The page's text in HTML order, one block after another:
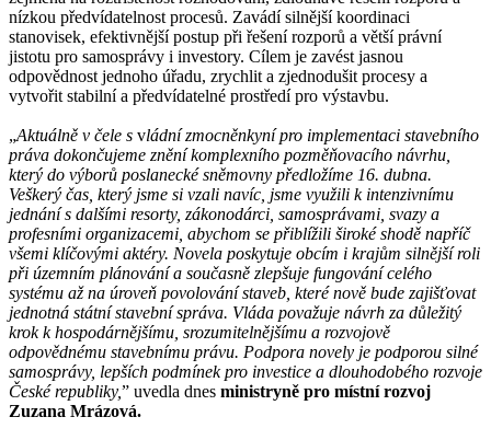
nízkou předvídatelnost procesů. Zavádí silnější koordinaci
stanovisek, efektivnější postup při řešení rozporů a větší právní
jistotu pro samosprávy i investory. Cílem je zavést jasnou
odpovědnost jednoho úřadu, zrychlit a zjednodušit procesy a
vytvořit stabilní a předvídatelné prostředí pro výstavbu.
„Aktuálně v čele s vládní zmocněnkyní pro implementaci stavebního
práva dokončujeme znění komplexního pozměňovacího návrhu,
který do výborů poslanecké sněmovny předložíme 16. dubna.
Veškerý čas, který jsme si vzali navíc, jsme využili k intenzivnímu
jednání s dalšími resorty, zákonodárci, samosprávami, svazy a
profesními organizacemi, abychom se přiblížili široké shodě napříč
všemi klíčovými aktéry. Novela poskytuje obcím i krajům silnější roli
při územním plánování a současně zlepšuje fungování celého
systému až na úroveň povolování staveb, které nově bude zajišťovat
jednotná státní stavební správa. Vláda považuje návrh za důležitý
krok k hospodárnějšímu, srozumitelnějšímu a rozvojově
odpovědnému stavebnímu právu. Podpora novely je podporou silné
samosprávy, lepších podmínek pro investice a dlouhodobého rozvoje
České republiky,” uvedla dnes ministryně pro místní rozvoj
Zuzana Mrázová.